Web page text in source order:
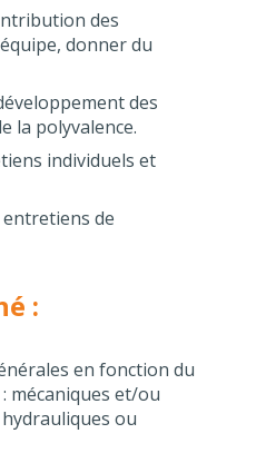
des
donner du
des
la polyvalence.
individuels et
de
:
en fonction du
mécaniques et/ou
ou